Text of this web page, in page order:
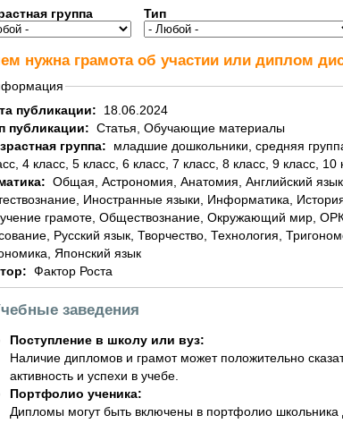
группа Тип
нужна грамота об участии или диплом
публикации:
18.06.2024
публикации: Статья, Обучающие материалы
группа:
4 класс, 5 класс, 6 класс, 7 класс, 8 класс, 9 класс, 10
Общая, Астрономия, Анатомия, Английский язык, Биология, Ботаника, География, Геометрия, Домоводство,
Иностранные языки, Информатика,
грамоте, Обществознание, Окружающий мир,
Русский язык, Творчество, Технология,
Японский язык
Фактор Роста
заведения
Поступление в школу или вуз:
Наличие дипломов и грамот может положительно
активность и успехи в учебе.
Портфолио ученика:
Дипломы могут быть включены в портфолио школьника